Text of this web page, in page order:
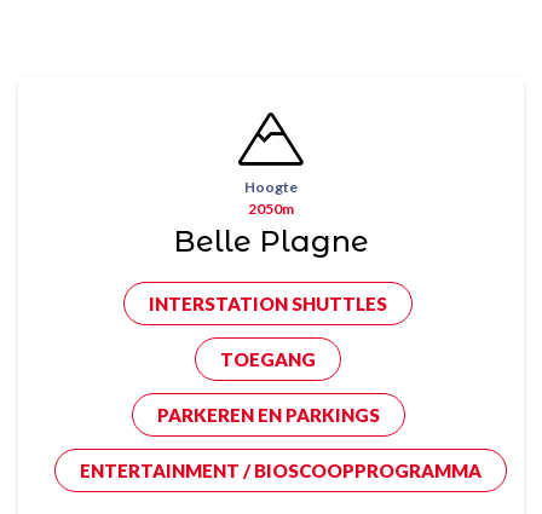
Hoogte
2050m
Belle Plagne
INTERSTATION SHUTTLES
TOEGANG
PARKEREN EN PARKINGS
ENTERTAINMENT / BIOSCOOPPROGRAMMA